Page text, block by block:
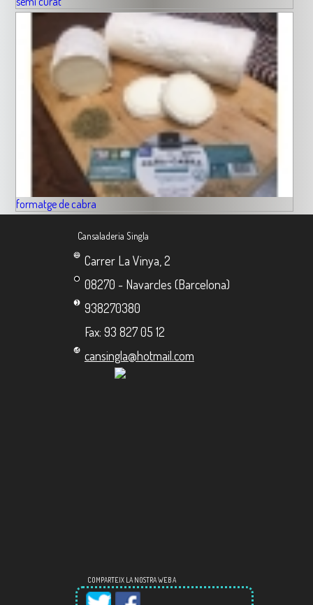
formatge de cabra
Cansaladeria Singla
Carrer La Vinya, 2
08270 - Navarcles (Barcelona)
938270380
Fax: 93 827 05 12
cansingla@hotmail.com
COMPARTEIX LA NOSTRA WEB A